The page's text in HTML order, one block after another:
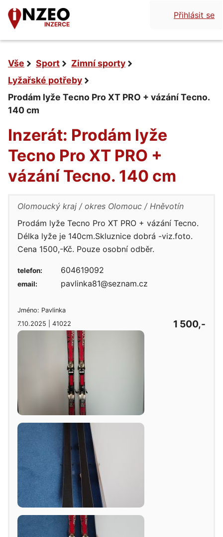
INZERCE
Přihlásit se
Vše Sport
Zimní sporty
Lyžařské potřeby
Prodám lyže Tecno Pro XT PRO + vázání Tecno.
140 cm
Inzerát: Prodám lyže
Tecno Pro XT PRO +
vázání Tecno. 140 cm
Olomoucký kraj okres Olomouc
Hněvotín
Prodám lyže Tecno Pro XT PRO + vázání Tecno.
Délka lyže je 140cm.Skluznice dobrá -viz.foto.
Cena 1500,-Kč. Pouze osobní odběr.
Jméno: Pavlinka
7.10.2025 | 41022
1 500,-
telefon: 604619092
email: pavlinka81@seznam.cz